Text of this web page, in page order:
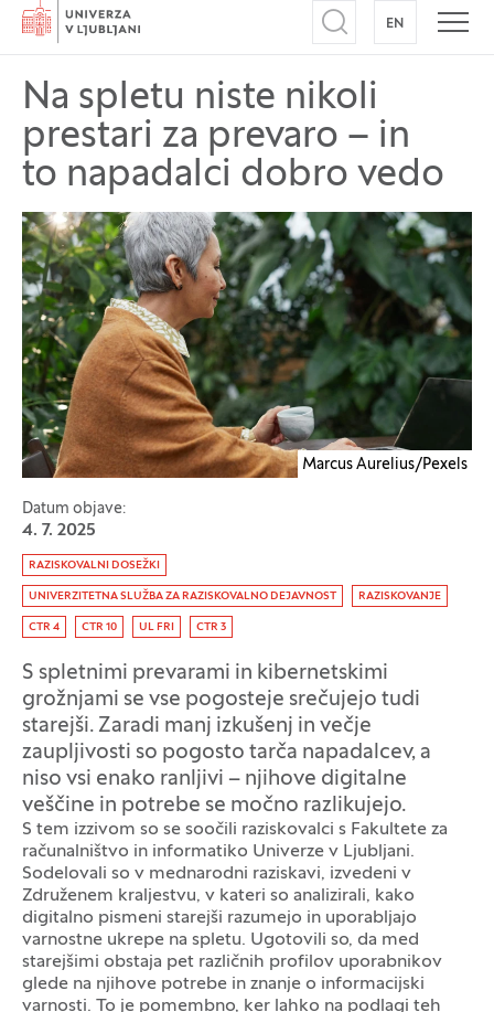
Domov
Odpri iskalnik
EN NA
Na spletu niste nikoli
prestari za prevaro – in
to napadalci dobro vedo
Marcus Aurelius/Pexels
Datum objave:
4. 7. 2025
Oznaka:
RAZISKOVALNI DOSEŽKI
UNIVERZITETNA SLUŽBA ZA RAZISKOVALNO DEJAVNOST RAZISKOVANJE
CTR 4 CTR 10 UL FRI CTR 3
S spletnimi prevarami in kibernetskimi
grožnjami se vse pogosteje srečujejo tudi
starejši. Zaradi manj izkušenj in večje
zaupljivosti so pogosto tarča napadalcev, a
niso vsi enako ranljivi – njihove digitalne
veščine in potrebe se močno razlikujejo.
S tem izzivom so se soočili raziskovalci s Fakultete za
računalništvo in informatiko Univerze v Ljubljani.
Sodelovali so v mednarodni raziskavi, izvedeni v
Združenem kraljestvu, v kateri so analizirali, kako
digitalno pismeni starejši razumejo in uporabljajo
varnostne ukrepe na spletu. Ugotovili so, da med
starejšimi obstaja pet različnih profilov uporabnikov
glede na njihove potrebe in znanje o informacijski
varnosti. To je pomembno, ker lahko na podlagi teh